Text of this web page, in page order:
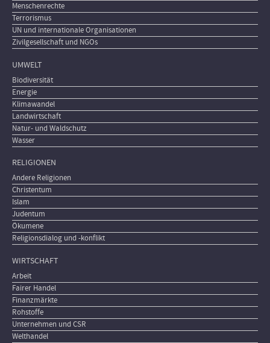
Menschenrechte
Terrorismus
UN und internationale Organisationen
Zivilgesellschaft und NGOs
UMWELT
Biodiversität
Energie
Klimawandel
Landwirtschaft
Natur- und Waldschutz
Wasser
RELIGIONEN
Andere Religionen
Christentum
Islam
Judentum
Ökumene
Religionsdialog und -konflikt
WIRTSCHAFT
Arbeit
Fairer Handel
Finanzmärkte
Rohstoffe
Unternehmen und CSR
Welthandel